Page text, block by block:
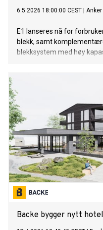
6.5.2026 18:00:00 CEST
E1 lanseres nå for
blekk, samt
blekksystem med høy
Backe bygger nytt